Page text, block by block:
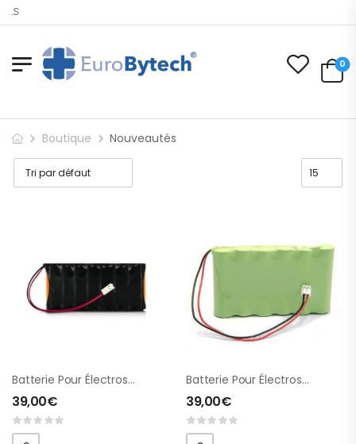
0
Boutique Nouveautés
Batterie Pour Électrostimulateurs
39,00€
Batterie Pour Électrostimulateurs 6 Cellules
39,00€